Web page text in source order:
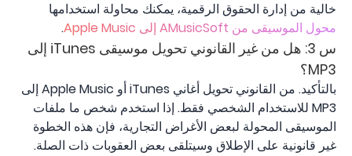
خالية من إدارة الحقوق الرقمية، يمكنك محاولة استخدامها
محول الموسيقى من AMusicSoft إلى Apple Music
.
س 3: هل من غير القانوني تحويل موسيقى iTunes إلى
MP3؟
بالتأكيد. من القانوني تحويل أغاني iTunes أو Apple Music إلى
MP3 للاستخدام الشخصي فقط. إذا استخدم شخص ما ملفات
الموسيقى المحولة لبعض الأغراض التجارية، فإن هذه الخطوة
غير قانونية على الإطلاق وسيتلقى بعض العقوبات ذات الصلة.